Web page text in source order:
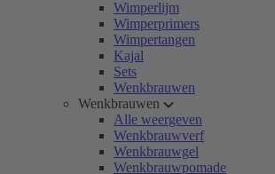
Wimperlijm
Wimperprimers
Wimpertangen
Kajal
Sets
Wenkbrauwen
Wenkbrauwen
Alle weergeven
Wenkbrauwverf
Wenkbrauwgel
Wenkbrauwpomade